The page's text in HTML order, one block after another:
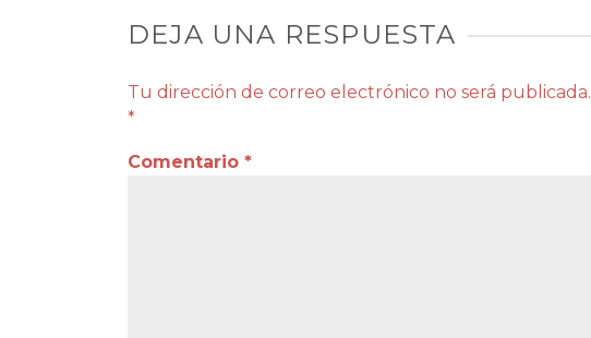
DEJA UNA RESPUESTA
Tu dirección de correo electrónico no será publicada.
*
Comentario *